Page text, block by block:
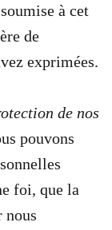
à cet
de
exprimées.
de nos
pouvons
foi, que la
nous